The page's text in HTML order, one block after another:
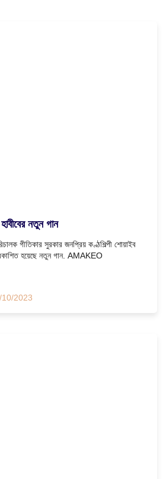
নতুন গান
গীতিকার সুরকার জনপ্রিয় কণ্ঠশিল্পী শোয়াইব
হয়েছে নতুন গান. AMAKEO
10/2023